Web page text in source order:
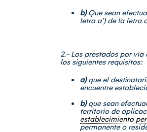
b)Que sean
letra a’) de la letra
2.- Los prestados por
los siguientes requisitos:
a)que el
encuentre
b)que sean
territorio de
establecimiento
permanente o